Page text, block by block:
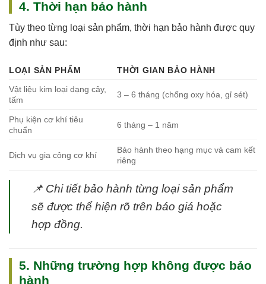
4. Thời hạn bảo hành
Tùy theo từng loại sản phẩm, thời hạn bảo hành được quy
định như sau:
LOẠI SẢN PHẨM
THỜI GIAN BẢO HÀNH
Vật liệu kim loại dạng cây,
tấm
3 – 6 tháng (chống oxy hóa, gỉ sét)
Phụ kiện cơ khí tiêu
chuẩn
6 tháng – 1 năm
Dịch vụ gia công cơ khí
Bảo hành theo hạng mục và cam kết
riêng
📌 Chi tiết bảo hành từng loại sản phẩm
sẽ được thể hiện rõ trên báo giá hoặc
hợp đồng.
5. Những trường hợp không được bảo
hành